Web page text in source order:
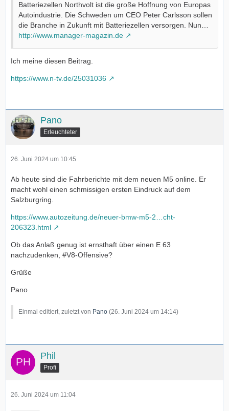
Batteriezellen Northvolt ist die große Hoffnung von Europas
Autoindustrie. Die Schweden um CEO Peter Carlsson sollen
die Branche in Zukunft mit Batteriezellen versorgen. Nun…
http://www.manager-magazin.de
Ich meine diesen Beitrag.
https://www.n-tv.de/25031036
Pano
Erleuchteter
26. Juni 2024 um 10:45
Ab heute sind die Fahrberichte mit dem neuen M5 online. Er
macht wohl einen schmissigen ersten Eindruck auf dem
Salzburgring.
https://www.autozeitung.de/neuer-bmw-m5-2…cht-
206323.html
Ob das Anlaß genug ist ernsthaft über einen E 63
nachzudenken, #V8-Offensive?
Grüße
Pano
Einmal editiert, zuletzt von Pano (26. Juni 2024 um 14:14)
Phil
Profi
26. Juni 2024 um 11:04